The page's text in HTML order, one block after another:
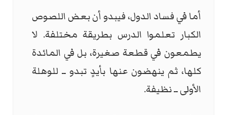
أما في فساد الدول، فيبدو أن بعض اللصوص
الكبار تعلموا الدرس بطريقة مختلفة. لا
يطمعون في قطعة صغيرة، بل في المائدة
كلها، ثم ينهضون عنها بأيدٍ تبدو ــ للوهلة
الأولى ــ نظيفة.